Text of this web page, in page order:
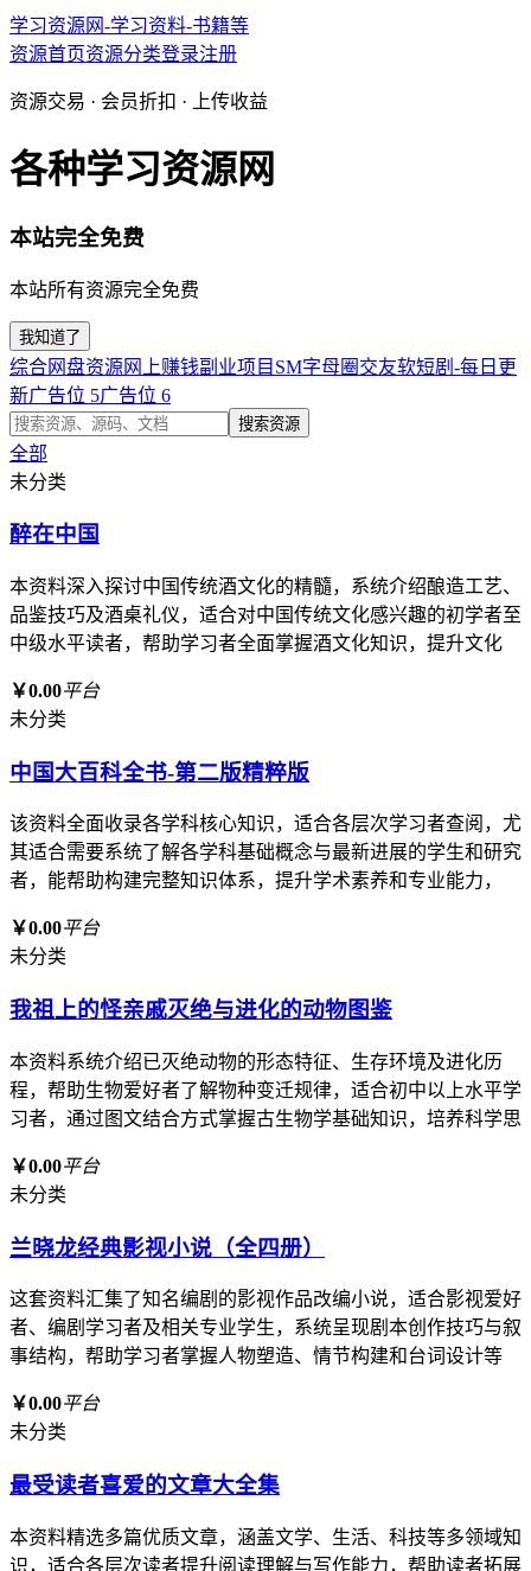
学习资源网-学习资料-书籍等
资源首页资源分类登录注册
资源交易 · 会员折扣 · 上传收益
各种学习资源网
本站完全免费
本站所有资源完全免费
我知道了
综合网盘资源 网上赚钱副业项目 SM字母圈交友软短剧-每日更
新广告位 5广告位 6
搜索资源
全部
未分类
醉在中国
本资料深入探讨中国传统酒文化的精髓，系统介绍酿造工艺、
品鉴技巧及酒桌礼仪，适合对中国传统文化感兴趣的初学者至
中级水平读者，帮助学习者全面掌握酒文化知识，提升文化
￥0.00平台
未分类
中国大百科全书-第二版精粹版
该资料全面收录各学科核心知识，适合各层次学习者查阅，尤
其适合需要系统了解各学科基础概念与最新进展的学生和研究
者，能帮助构建完整知识体系，提升学术素养和专业能力，
￥0.00平台
未分类
我祖上的怪亲戚灭绝与进化的动物图鉴
本资料系统介绍已灭绝动物的形态特征、生存环境及进化历
程，帮助生物爱好者了解物种变迁规律，适合初中以上水平学
习者，通过图文结合方式掌握古生物学基础知识，培养科学思
￥0.00平台
未分类
兰晓龙经典影视小说（全四册）
这套资料汇集了知名编剧的影视作品改编小说，适合影视爱好
者、编剧学习者及相关专业学生，系统呈现剧本创作技巧与叙
事结构，帮助学习者掌握人物塑造、情节构建和台词设计等
￥0.00平台
未分类
最受读者喜爱的文章大全集
本资料精选多篇优质文章，涵盖文学、生活、科技等多领域知
识，适合各层次读者提升阅读理解与写作能力，帮助读者拓展